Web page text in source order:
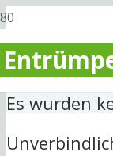
Es wurden